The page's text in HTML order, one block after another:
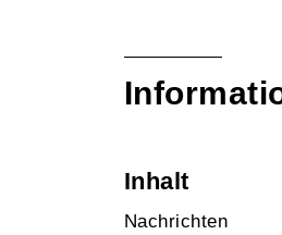
Inhalt
Nachrichten